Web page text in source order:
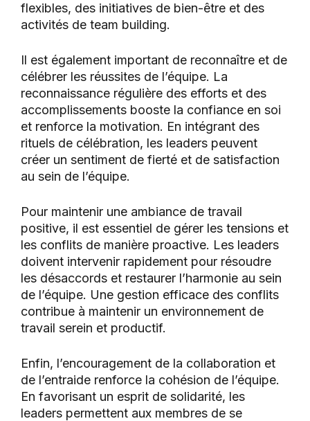
flexibles, des initiatives de bien-être et des
activités de team building.
Il est également important de reconnaître et de
célébrer les réussites de l’équipe. La
reconnaissance régulière des efforts et des
accomplissements booste la confiance en soi
et renforce la motivation. En intégrant des
rituels de célébration, les leaders peuvent
créer un sentiment de fierté et de satisfaction
au sein de l’équipe.
Pour maintenir une ambiance de travail
positive, il est essentiel de gérer les tensions et
les conflits de manière proactive. Les leaders
doivent intervenir rapidement pour résoudre
les désaccords et restaurer l’harmonie au sein
de l’équipe. Une gestion efficace des conflits
contribue à maintenir un environnement de
travail serein et productif.
Enfin, l’encouragement de la collaboration et
de l’entraide renforce la cohésion de l’équipe.
En favorisant un esprit de solidarité, les
leaders permettent aux membres de se